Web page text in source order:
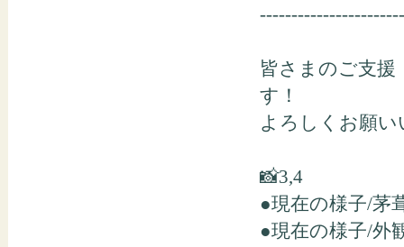
皆さまのご支
す！
よろしくお願
📸3,4
●現在の様子/茅
●現在の様子/外